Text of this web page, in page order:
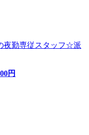
夜勤専従スタッフ☆派
円